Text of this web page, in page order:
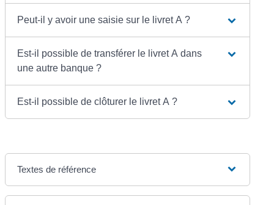
Peut-il y avoir une saisie sur le livret A ?
Est-il possible de transférer le livret A dans
une autre banque ?
Est-il possible de clôturer le livret A ?
Textes de référence